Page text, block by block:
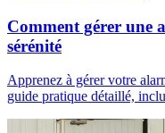
Comment gérer une
sérénité
Apprenez à gérer votre
guide pratique détaillé,